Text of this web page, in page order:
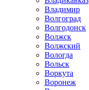
Владимир
Волгоград
Волгодонск
Волжск
Волжский
Вологда
Вольск
Воркута
Воронеж